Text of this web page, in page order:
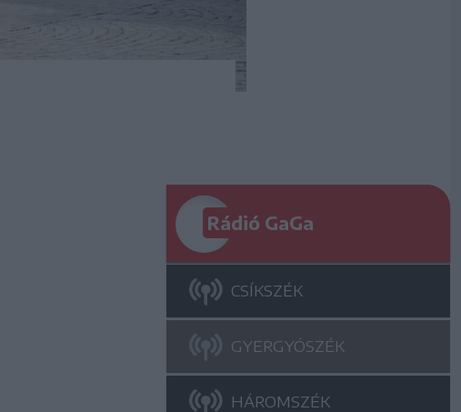
Rádió GaGa
CSÍKSZÉK
GYERGYÓSZÉK
HÁROMSZÉK